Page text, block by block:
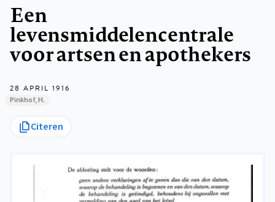
Een
levensmiddelencentrale
voor artsen en apothekers
28 APRIL 1916
Pinkhof, H.
Citeren